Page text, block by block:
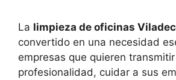
La limpieza de oficinas
convertido en una necesidad
empresas que quieren transmitir
profesionalidad, cuidar a sus